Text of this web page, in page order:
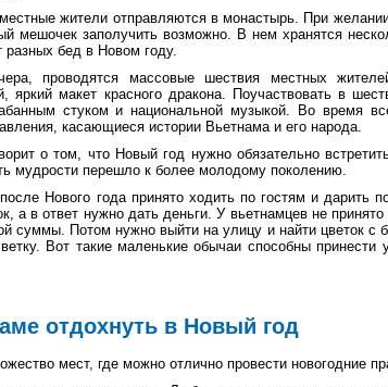
жители отправляются в монастырь. При
мешочек заполучить возможно. В нем хранятся
разных бед в Новом году.
проводятся массовые шествия местных
яркий макет красного дракона. Поучаствовать в
стуком и национальной музыкой. Во время
касающиеся истории Вьетнама и его народа.
о том, что Новый год нужно обязательно
мудрости перешло к более молодому поколению.
Нового года принято ходить по гостям и дарить
а в ответ нужно дать деньги. У вьетнамцев не
суммы. Потом нужно выйти на улицу и найти цветок с
Вот такие маленькие обычаи способны
отдохнуть в Новый год
мест, где можно отлично провести новогодние